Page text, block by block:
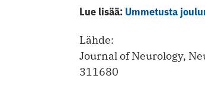
Lue lisää: Ummetusta
Lähde:
Journal of Neurology,
311680